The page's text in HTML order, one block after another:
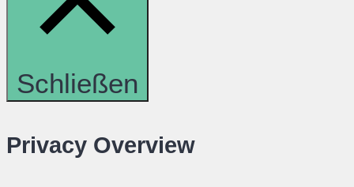
Schließen
Privacy Overview